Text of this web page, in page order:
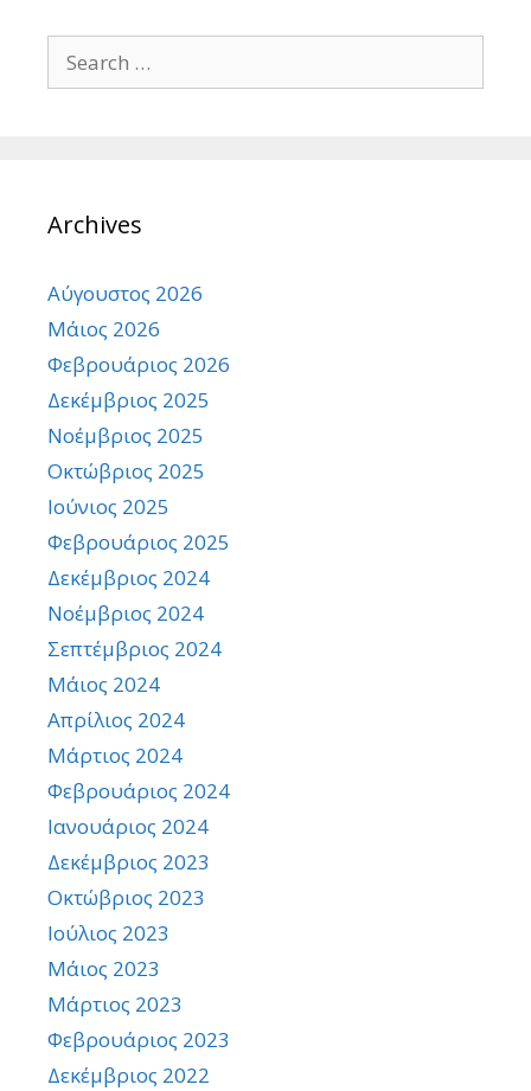
Search
for:
Archives
Αύγουστος 2026
Μάιος 2026
Φεβρουάριος 2026
Δεκέμβριος 2025
Νοέμβριος 2025
Οκτώβριος 2025
Ιούνιος 2025
Φεβρουάριος 2025
Δεκέμβριος 2024
Νοέμβριος 2024
Σεπτέμβριος 2024
Μάιος 2024
Απρίλιος 2024
Μάρτιος 2024
Φεβρουάριος 2024
Ιανουάριος 2024
Δεκέμβριος 2023
Οκτώβριος 2023
Ιούλιος 2023
Μάιος 2023
Μάρτιος 2023
Φεβρουάριος 2023
Δεκέμβριος 2022